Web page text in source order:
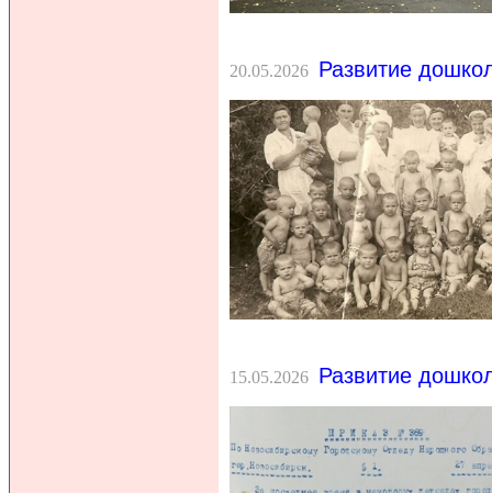
20.05.2026 Развитие
15.05.2026 Развитие